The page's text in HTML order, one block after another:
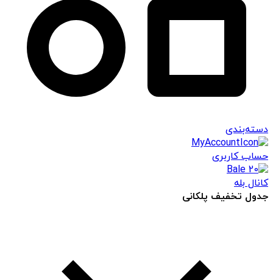
دسته‌بندی
حساب کاربری
کانال بله
جدول تخفیف پلکانی